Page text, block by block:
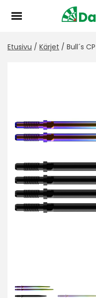
Etusivu / Kärjet / Bull´s